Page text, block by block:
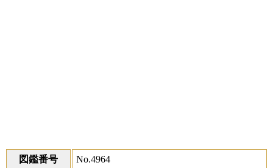
図鑑番号 No.4964